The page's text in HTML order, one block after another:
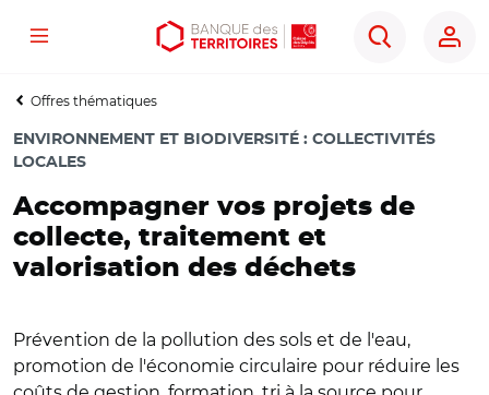
Aller
contenu
Aller
menu
Ouvrir
outils
Menu
Rechercher
Offres thématiques
Accompagner vos projets de
collecte, traitement et
valorisation des déchets
ENVIRONNEMENT ET BIODIVERSITÉ : COLLECTIVITÉS
LOCALES
Prévention de la pollution des sols et de l'eau,
promotion de l'économie circulaire pour réduire les